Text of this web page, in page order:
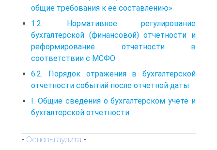
общие требования к ее составлению»
1.2. Нормативное регулирование
бухгалтерской (финансовой) отчетности и
реформирование отчетности в
соответствии с МСФО
6.2. Порядок отражения в бухгалтерской
отчетности событий после отчетной даты
I. Общие сведения о бухгалтерском учете и
бухгалтерской отчетности
- Основы аудита -